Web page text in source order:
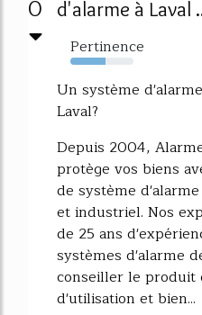
0 d'alarme à Laval
Pertinence
55%
Un système
Laval?
Depuis 2004,
protège vos biens
de système
et industriel. Nos
de 25 ans
systèmes d'alarme
conseiller le produit
d'utilisation et bien...